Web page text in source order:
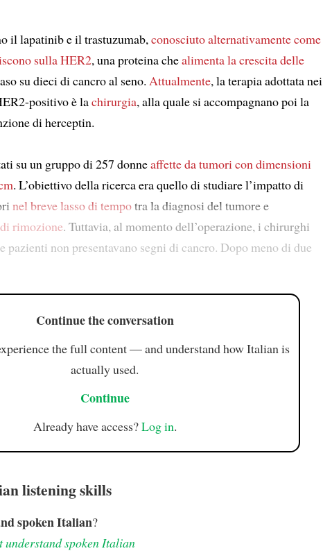
il lapatinib e il trastuzumab,conosciuto alternativamente come
sulla HER2, una proteina chealimentala crescita delle
su dieci di cancro al seno. Attualmente, la terapia adottata nei
positivo è lachirurgia, alla quale si accompagnano poi la
di herceptin.
su un gruppo di 257 donneaffette da tumoricon dimensioni
. L’obiettivo della ricerca era quello di studiare l’impatto di
nel breve lasso di tempotra la diagnosi del tumore e
rimozione. Tuttavia, al momento dell’operazione, i chirurghi
pazienti non presentavano segni di cancro. Dopo meno di due
Continue the conversation
the full content — and understand how Italian is
actually used.
Continue
Already have access?Log in.
listening skills
spoken Italian?
understand spoken Italian